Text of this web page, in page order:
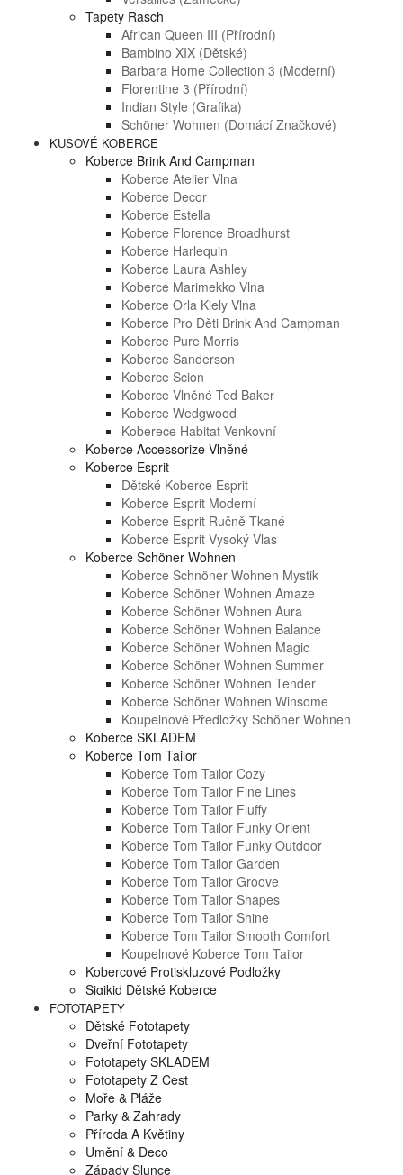
Tapety Rasch
African Queen III (přírodní)
Bambino XIX (dětské)
Barbara Home Collection 3 (moderní)
Florentine 3 (přírodní)
Indian Style (grafika)
Schöner Wohnen (domácí Značkové)
KUSOVÉ KOBERCE
Koberce Brink And Campman
Koberce Atelier Vlna
Koberce Decor
Koberce Estella
Koberce Florence Broadhurst
Koberce Harlequin
Koberce Laura Ashley
Koberce Marimekko Vlna
Koberce Orla Kiely Vlna
Koberce Pro Děti Brink And Campman
Koberce Pure Morris
Koberce Sanderson
Koberce Scion
Koberce Vlněné Ted Baker
Koberce Wedgwood
Koberece Habitat Venkovní
Koberce Accessorize Vlněné
Koberce Esprit
Dětské Koberce Esprit
Koberce Esprit Moderní
Koberce Esprit Ručně Tkané
Koberce Esprit Vysoký Vlas
Koberce Schöner Wohnen
Koberce Schnöner Wohnen Mystik
Koberce Schöner Wohnen Amaze
Koberce Schöner Wohnen Aura
Koberce Schöner Wohnen Balance
Koberce Schöner Wohnen Magic
Koberce Schöner Wohnen Summer
Koberce Schöner Wohnen Tender
Koberce Schöner Wohnen Winsome
Koupelnové Předložky Schöner Wohnen
Koberce SKLADEM
Koberce Tom Tailor
Koberce Tom Tailor Cozy
Koberce Tom Tailor Fine Lines
Koberce Tom Tailor Fluffy
Koberce Tom Tailor Funky Orient
Koberce Tom Tailor Funky Outdoor
Koberce Tom Tailor Garden
Koberce Tom Tailor Groove
Koberce Tom Tailor Shapes
Koberce Tom Tailor Shine
Koberce Tom Tailor Smooth Comfort
Koupelnové Koberce Tom Tailor
Kobercové Protiskluzové Podložky
Sigikid Dětské Koberce
FOTOTAPETY
Dětské Fototapety
Dveřní Fototapety
Fototapety SKLADEM
Fototapety Z Cest
Moře & Pláže
Parky & Zahrady
Příroda A Květiny
Umění & Deco
Západy Slunce